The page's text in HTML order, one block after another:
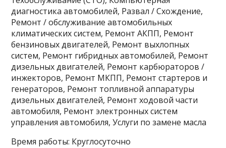
диагностика автомобилей, Развал / Схождение,
Ремонт / обслуживание автомобильных
климатических систем, Ремонт АКПП, Ремонт
бензиновых двигателей, Ремонт выхлопных
систем, Ремонт гибридных автомобилей, Ремонт
дизельных двигателей, Ремонт карбюраторов /
инжекторов, Ремонт МКПП, Ремонт стартеров и
генераторов, Ремонт топливной аппаратуры
дизельных двигателей, Ремонт ходовой части
автомобиля, Ремонт электронных систем
управления автомобиля, Услуги по замене масла
Время работы: Круглосуточно